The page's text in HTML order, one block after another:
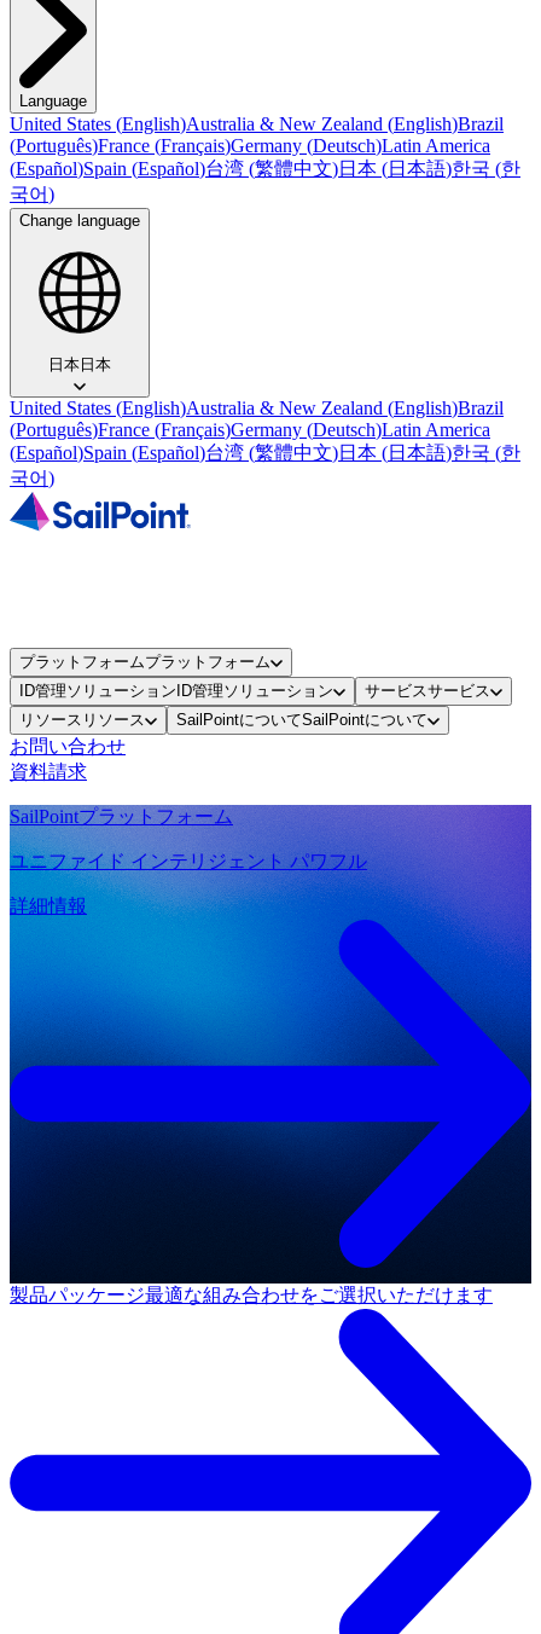
Language
United States (English)Australia & New Zealand (English)Brazil
(Português)France (Français)Germany (Deutsch)Latin America
(Español)Spain (Español)台湾 (繁體中文)日本 (日本語)한국 (한
국어)
Change language
日本日本
United States (English)Australia & New Zealand (English)Brazil
(Português)France (Français)Germany (Deutsch)Latin America
(Español)Spain (Español)台湾 (繁體中文)日本 (日本語)한국 (한
국어)
プラットフォームプラットフォーム
ID管理ソリューション ID管理ソリューション サービスサービス
リソース リソース SailPointについてSailPointについて
お問い合わせ
資料請求
SailPointプラットフォーム
ユニファイド インテリジェント パワフル
詳細情報
製品パッケージ最適な組み合わせをご選択いただけます